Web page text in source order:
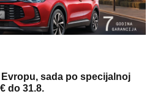
sada po specijalnoj
do 31.8.